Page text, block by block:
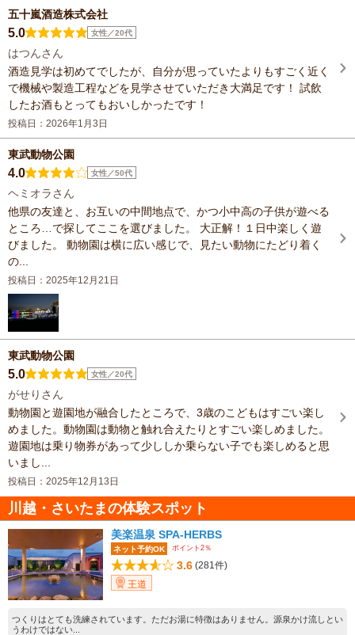
五十嵐酒造株式会社
5.0 女性／20代
はつんさん
酒造見学は初めてでしたが、自分が思っていたよりもすごく近く
で機械や製造工程などを見学させていただき大満足です！ 試飲
したお酒もとってもおいしかったです！
投稿日：2026年1月3日
東武動物公園
4.0 女性／50代
ヘミオラさん
他県の友達と、お互いの中間地点で、かつ小中高の子供が遊べる
ところ…で探してここを選びました。 大正解！１日中楽しく遊
びました。 動物園は横に広い感じで、見たい動物にたどり着く
の...
投稿日：2025年12月21日
東武動物公園
5.0 女性／20代
がせりさん
動物園と遊園地が融合したところで、3歳のこどもはすごい楽し
めました。動物園は動物と触れ合えたりとすごい楽しめました。
遊園地は乗り物券があって少ししか乗らない子でも楽しめると思
いまし...
投稿日：2025年12月13日
川越・さいたまの体験スポット
美楽温泉 SPA-HERBS
ネット予約OK ポイント2％
3.6 (281件)
王道
つくりはとても洗練されています。ただお湯に特徴はありません。源泉かけ流しとい
うわけではない...